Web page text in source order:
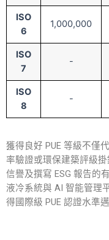
ISO
6
1,000,000
ISO
7
-
ISO
8
-
獲得良好 PUE 等級不僅
率驗證或環保建築評級
信譽及撰寫 ESG 報告的
液冷系統與 AI 智能管理
得國際級 PUE 認證水準